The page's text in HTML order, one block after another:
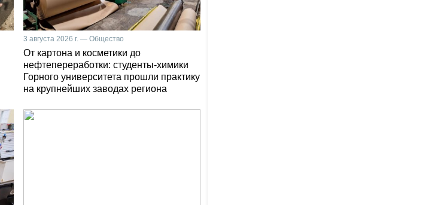
3 августа 2026 г. — Общество
От картона и косметики до
нефтепереработки: студенты-химики
Горного университета прошли практику
на крупнейших заводах региона